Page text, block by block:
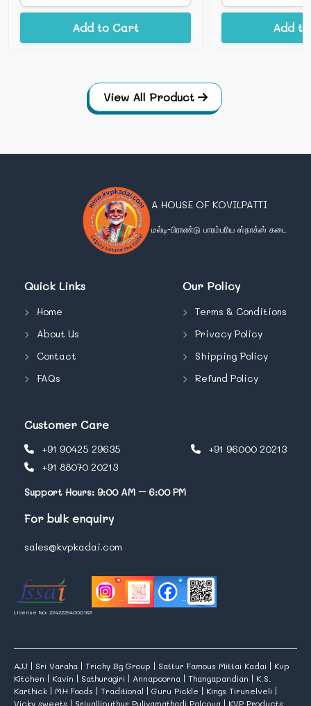
Add to Cart Add
View All Product
A HOUSE OF KOVILPATTI
மல்டி-பிராண்டு பாரம்பரிய ஸ்நாக்ஸ் கடை
Quick Links
Home
About Us
Contact
FAQs
Our Policy
Terms & Conditions
Privacy Policy
Shipping Policy
Refund Policy
Customer Care
+91 90425 29635
+91 96000 20213
+91 88070 20213
Support Hours: 9:00 AM – 6:00 PM
For bulk enquiry
sales@kvpkadai.com
License No: 22422294000163
AJJ | Sri Varaha | Trichy Bg Group | Sattur Famous Mittai Kadai | Kvp
Kitchen | Kavin | Sathuragiri | Annapoorna | Thangapandian | K.S.
Karthick | MH Foods | Traditional | Guru Pickle | Kings Tirunelveli |
Vicky sweets | Srivalliputhur Puliyamathadi Palcova | KVP Products